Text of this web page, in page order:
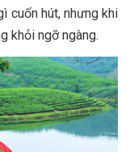
cuốn hút, nhưng khi
khỏi ngỡ ngàng.